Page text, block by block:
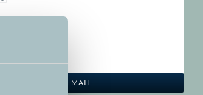
SEND EN MAIL